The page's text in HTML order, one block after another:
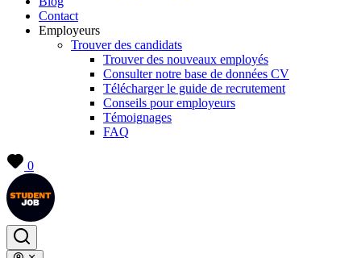
Contact
Employeurs
Trouver des candidats
Trouver des nouveaux employés
Consulter notre base de données CV
Télécharger le guide de recrutement
Conseils pour employeurs
Témoignages
FAQ
0